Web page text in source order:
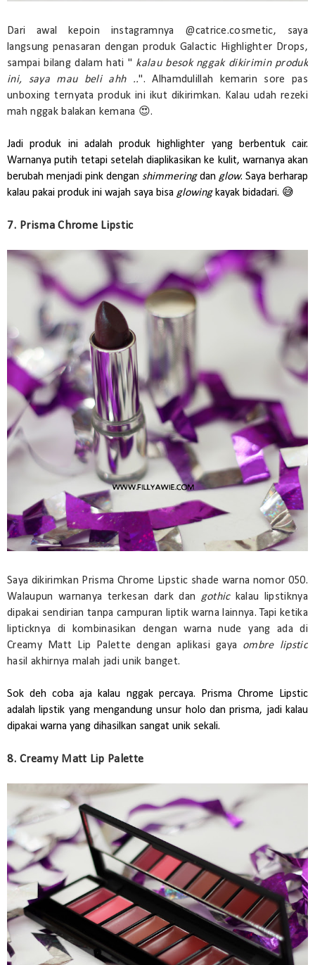
Dari awal kepoin instagramnya @catrice.cosmetic, saya
langsung penasaran dengan produk Galactic Highlighter Drops,
sampai bilang dalam hati " kalau besok nggak dikirimin produk
ini, saya mau beli ahh ..". Alhamdulillah kemarin sore pas
unboxing ternyata produk ini ikut dikirimkan. Kalau udah rezeki
mah nggak balakan kemana 😍.
Jadi produk ini adalah produk highlighter yang berbentuk cair.
Warnanya putih tetapi setelah diaplikasikan ke kulit, warnanya akan
berubah menjadi pink dengan shimmeringdan glow. Saya berharap
kalau pakai produk ini wajah saya bisa glowingkayak bidadari. 😅
7. Prisma Chrome Lipstic
Saya dikirimkan Prisma Chrome Lipstic shade warna nomor 050.
Walaupun warnanya terkesan dark dan gothickalau lipstiknya
dipakai sendirian tanpa campuran liptik warna lainnya. Tapi ketika
lipticknya di kombinasikan dengan warna nude yang ada di
Creamy Matt Lip Palette dengan aplikasi gaya ombre lipstic
hasil akhirnya malah jadi unik banget.
Sok deh coba aja kalau nggak percaya. Prisma Chrome Lipstic
adalah lipstik yang mengandung unsur holo dan prisma, jadi kalau
dipakai warna yang dihasilkan sangat unik sekali.
8. Creamy Matt Lip Palette